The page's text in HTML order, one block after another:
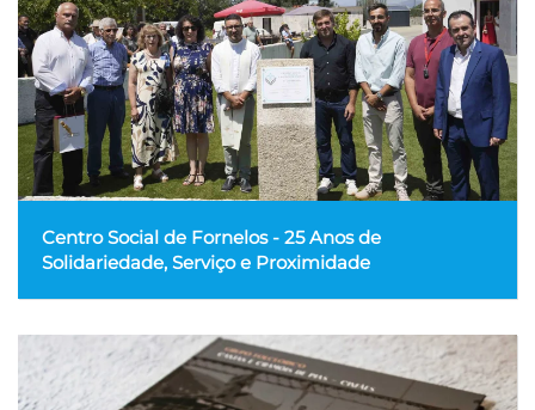
Centro Social de Fornelos - 25 Anos de
Solidariedade, Serviço e Proximidade